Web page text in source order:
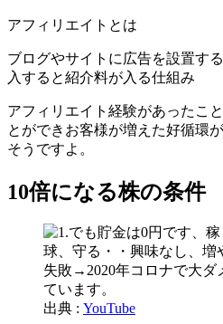
アフィリエイトとは
ブログやサイトに広告を設置す
入すると紹介料が入る仕組み
アフィリエイト経験があったこ
とができお客様が増えた好循環
そうですよ。
10倍になる株の条件
出典 : YouTube